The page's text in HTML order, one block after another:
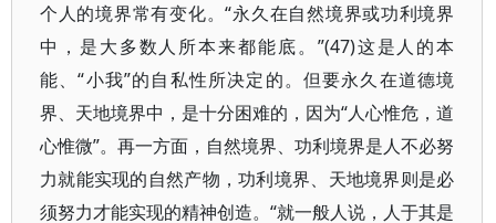
个人的境界常有变化。“永久在自然境界或功利境界
中，是大多数人所本来都能底。”(47)这是人的本
能、“小我”的自私性所决定的。但要永久在道德境
界、天地境界中，是十分困难的，因为“人心惟危，道
心惟微”。再一方面，自然境界、功利境界是人不必努
力就能实现的自然产物，功利境界、天地境界则是必
须努力才能实现的精神创造。“就一般人说，人于其是